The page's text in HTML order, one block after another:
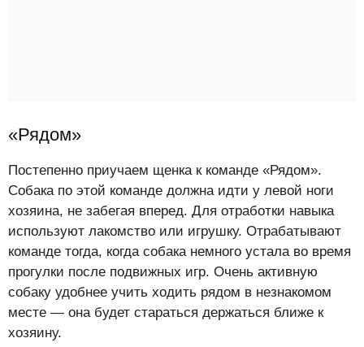
«Рядом»
Постепенно приучаем щенка к команде «Рядом».
Собака по этой команде должна идти у левой ноги
хозяина, не забегая вперед. Для отработки навыка
используют лакомство или игрушку. Отрабатывают
команде тогда, когда собака немного устала во время
прогулки после подвижных игр. Очень активную
собаку удобнее учить ходить рядом в незнакомом
месте — она будет стараться держаться ближе к
хозяину.